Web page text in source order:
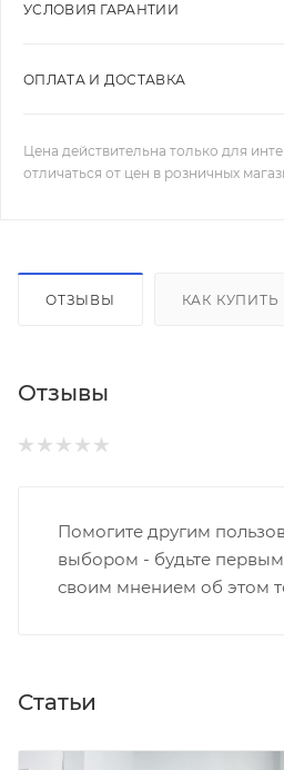
УСЛОВИЯ ГАРАНТИИ
ОПЛАТА И ДОСТАВКА
Цена действительна только для
отличаться от цен в розничных
ОТЗЫВЫ КАК КУПИТЬ
Отзывы
Помогите другим
выбором - будьте
своим мнением об этом
Статьи